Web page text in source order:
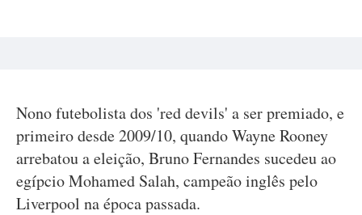
Nono futebolista dos 'red devils' a ser premiado, e
primeiro desde 2009/10, quando Wayne Rooney
arrebatou a eleição, Bruno Fernandes sucedeu ao
egípcio Mohamed Salah, campeão inglês pelo
Liverpool na época passada.